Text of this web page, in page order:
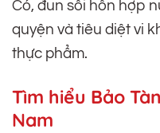
Có, đun sôi hỗn hợp
quyện và tiêu diệt vi
thực phẩm.
Tìm hiểu Bảo
Nam